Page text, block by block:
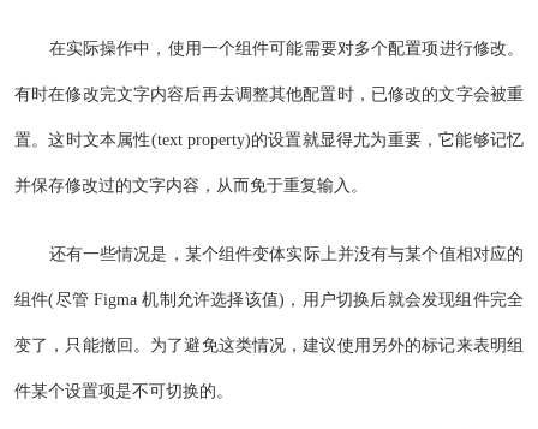
在实际操作中，使用一个组件可能需要对多个配置项进行修改。
有时在修改完文字内容后再去调整其他配置时，已修改的文字会被重
置。这时文本属性(text property)的设置就显得尤为重要，它能够记忆
并保存修改过的文字内容，从而免于重复输入。
还有一些情况是，某个组件变体实际上并没有与某个值相对应的
组件(尽管 Figma 机制允许选择该值)，用户切换后就会发现组件完全
变了，只能撤回。为了避免这类情况，建议使用另外的标记来表明组
件某个设置项是不可切换的。